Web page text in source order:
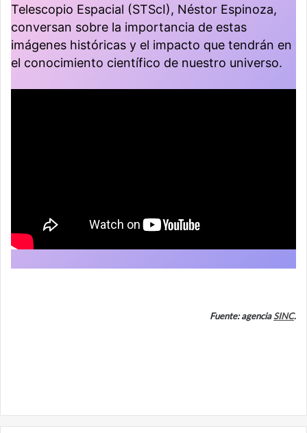
Telescopio Espacial (STScI), Néstor Espinoza,
conversan sobre la importancia de estas
imágenes históricas y el impacto que tendrán en
el conocimiento científico de nuestro universo.
Fuente: agenciaSINC.